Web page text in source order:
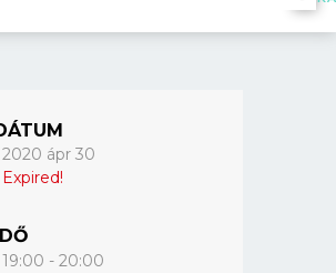
2020 ápr 30
Expired!
IDŐ
19:00 - 20:00